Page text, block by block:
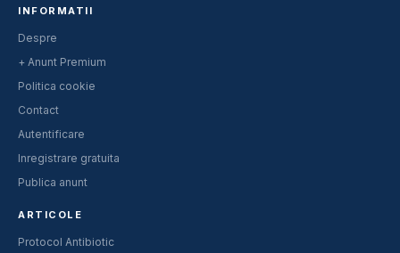
INFORMATII
Despre
+ Anunt Premium
Politica cookie
Contact
Autentificare
Inregistrare gratuita
Publica anunt
ARTICOLE
Protocol Antibiotic